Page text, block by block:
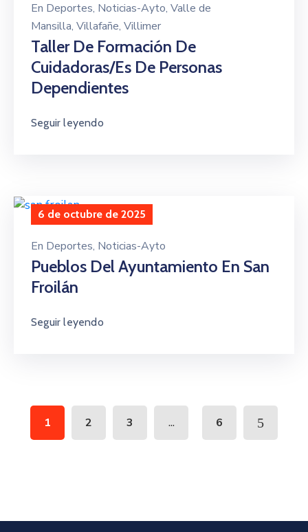
En Deportes‚ Noticias-Ayto‚ Valle de
Mansilla‚ Villafañe‚ Villimer
Taller De Formación De
Cuidadoras/es De Personas
Dependientes
Seguir leyendo
6 de octubre de 2025
En Deportes‚ Noticias-Ayto
Pueblos Del Ayuntamiento En San
Froilán
Seguir leyendo
1 2 3 ... 6